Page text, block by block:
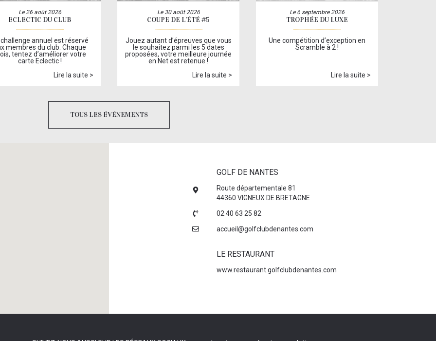
Le 26 août 2026
ECLECTIC DU CLUB
annuel est réservé
membres du club. Chaque
tentez d’améliorer votre
carte Eclectic !
Lire la suite >
Le 30 août 2026
COUPE DE L’ÉTÉ #5
Jouez autant d’épreuves que vous
le souhaitez parmi les 5 dates
proposées, votre meilleure journée
en Net est retenue !
Lire la suite >
Le 6 septembre 2026
TROPHÉE DU LUXE
Une compétition d’exception en
Scramble à 2 !
Lire la suite >
TOUS LES ÉVÉNEMENTS
GOLF DE NANTES
Route départementale 81
44360 VIGNEUX DE BRETAGNE
02 40 63 25 82
accueil@golfclubdenantes.com
LE RESTAURANT
www.restaurant.golfclubdenantes.com